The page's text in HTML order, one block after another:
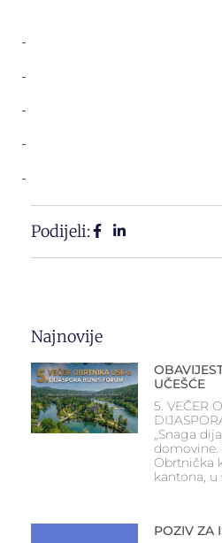
Podijeli:
Najnovije
UČEŠĆE
5. VEČER
„Snaga
domovine.
Obrtnička
kantona, u
POZIV ZA